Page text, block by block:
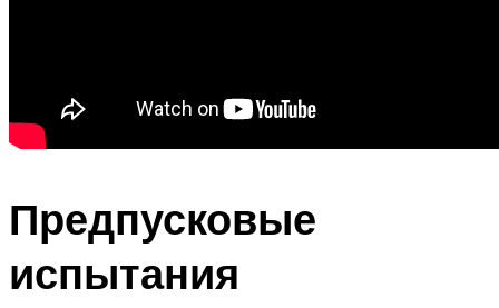
Предпусковые
испытания